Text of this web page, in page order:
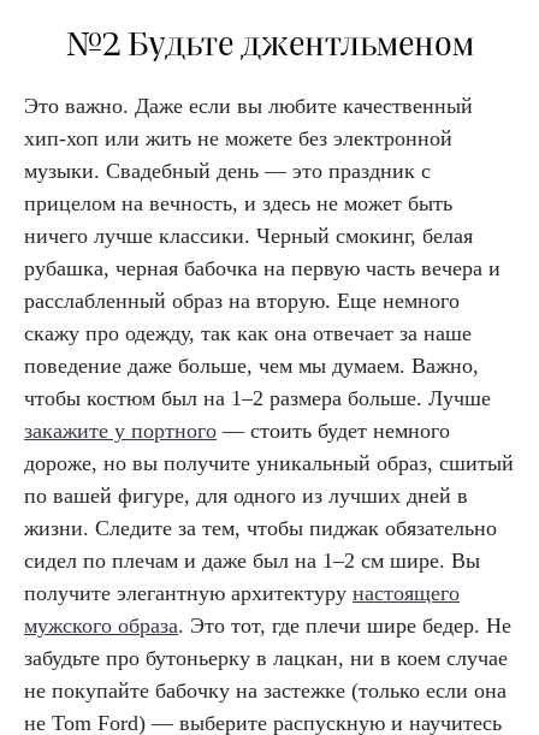
№2 Будьте джентльменом
Это важно. Даже если вы любите качественный
хип-хоп или жить не можете без электронной
музыки. Свадебный день — это праздник с
прицелом на вечность, и здесь не может быть
ничего лучше классики. Черный смокинг, белая
рубашка, черная бабочка на первую часть вечера и
расслабленный образ на вторую. Еще немного
скажу про одежду, так как она отвечает за наше
поведение даже больше, чем мы думаем. Важно,
чтобы костюм был на 1–2 размера больше. Лучше
закажите у портного — стоить будет немного
дороже, но вы получите уникальный образ, сшитый
по вашей фигуре, для одного из лучших дней в
жизни. Следите за тем, чтобы пиджак обязательно
сидел по плечам и даже был на 1–2 см шире. Вы
получите элегантную архитектуру настоящего
мужского образа. Это тот, где плечи шире бедер. Не
забудьте про бутоньерку в лацкан, ни в коем случае
не покупайте бабочку на застежке (только если она
не Tom Ford) — выберите распускную и научитесь